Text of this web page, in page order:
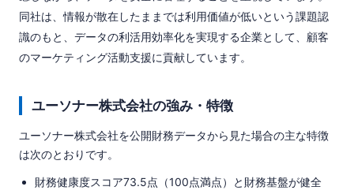
同社は、情報が散在したままでは利用価値が低いという課題認
識のもと、データの利活用効率化を実現する企業として、顧客
のマーケティング活動支援に貢献しています。
ユーソナー株式会社の強み・特徴
ユーソナー株式会社を公開財務データから見た場合の主な特徴
は次のとおりです。
財務健康度スコア73.5点（100点満点）と財務基盤が健全